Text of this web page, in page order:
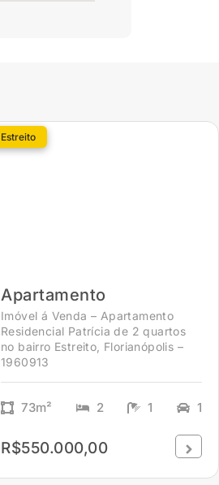
Estreito
Apartamento
Imóvel á Venda – Apartamento
Residencial Patrícia de 2 quartos
no bairro Estreito, Florianópolis –
1960913
73m² 2 1 1
R$550.000,00